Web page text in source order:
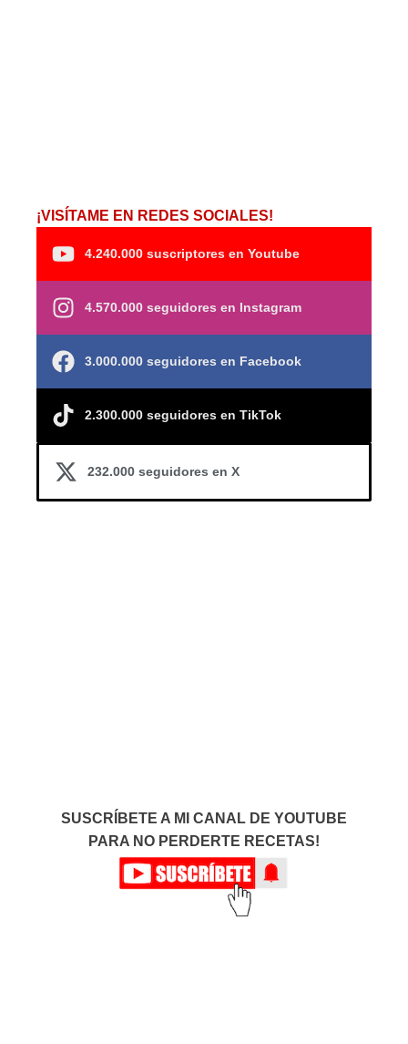
¡VISÍTAME EN REDES SOCIALES!
4.240.000 suscriptores en Youtube
4.570.000 seguidores en Instagram
3.000.000 seguidores en Facebook
2.300.000 seguidores en TikTok
232.000 seguidores en X
SUSCRÍBETE A MI CANAL DE YOUTUBE
PARA NO PERDERTE RECETAS!